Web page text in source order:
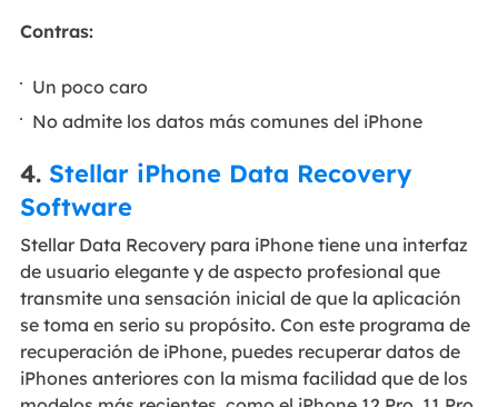
Contras:
Un poco caro
No admite los datos más comunes del iPhone
4. Stellar iPhone Data Recovery
Software
Stellar Data Recovery para iPhone tiene una interfaz
de usuario elegante y de aspecto profesional que
transmite una sensación inicial de que la aplicación
se toma en serio su propósito. Con este programa de
recuperación de iPhone, puedes recuperar datos de
iPhones anteriores con la misma facilidad que de los